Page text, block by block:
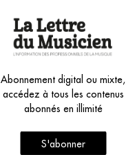
Abonnement digital ou mixte,
accédez à tous les contenus
abonnés en illimité
S'abonner